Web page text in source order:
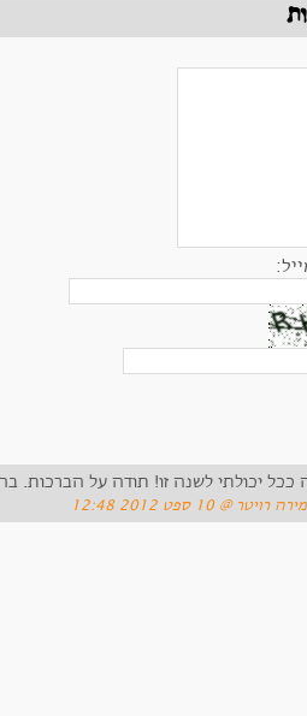
יכולתי לשנה זו! תודה על הברכות.
‏מירה רויטר ‏@ 10 ספט 2012 12:48